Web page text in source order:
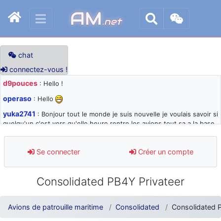
AM.net
chat
connectez-vous !
d9pouces : Hello !
operaso : Hello
yuka2741 : Bonjour tout le monde je suis nouvelle je voulais savoir si
quelqu'un c'est vers qu'elle heure rentre les avions tout sa a la base
d9pouces: désolé pour les quelques blocages du site ces derniers
jours : je teste des méthodes contre le spam et les bots trop nocifs
: Super, la nouvelle bannière
d9pouces
: je suis un avion@,._,+ > lesquels ? je ne suis pas sûr de
comprendre
Se connecter Créer un compte
Consolidated PB4Y Privateer
Avions de patrouille maritime Consolidated Consolidated